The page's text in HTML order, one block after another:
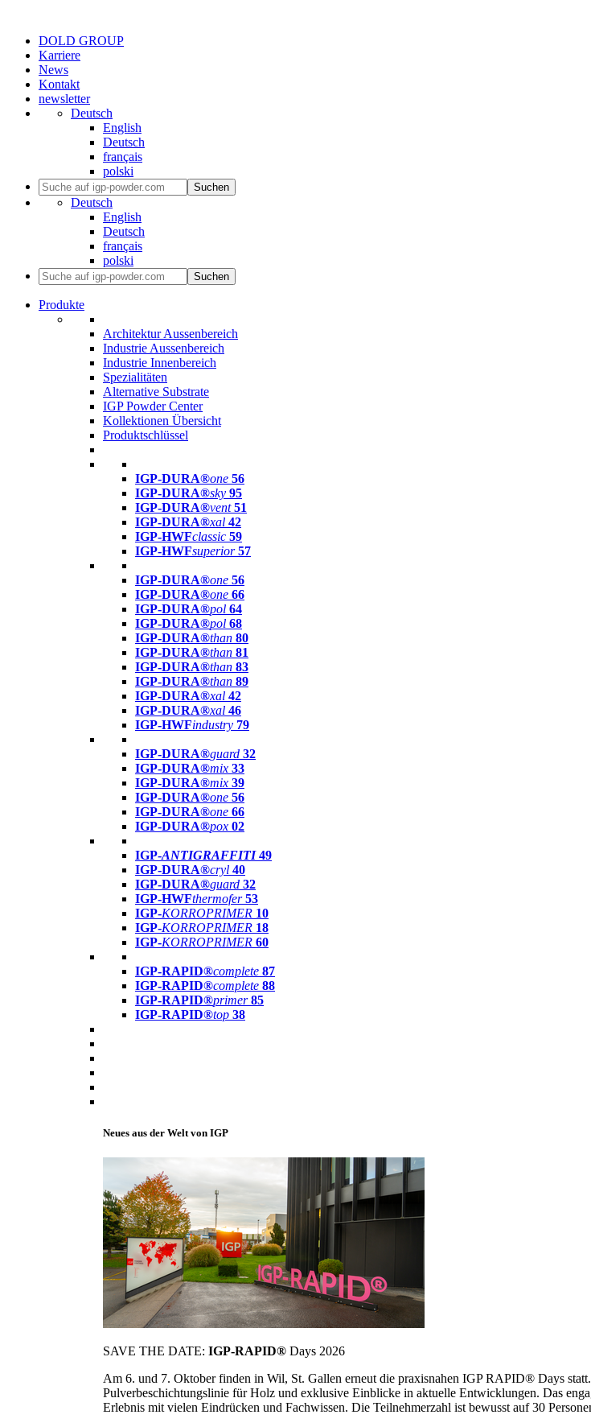
DOLD GROUP
Karriere
News
Kontakt
newsletter
Deutsch
English
Deutsch
français
polski
Suchen
Deutsch
English
Deutsch
français
polski
Suchen
Produkte
Architektur Aussenbereich
Industrie Aussenbereich
Industrie Innenbereich
Spezialitäten
Alternative Substrate
IGP Powder Center
Kollektionen Übersicht
Produktschlüssel
IGP-DURA®one 56
IGP-DURA®sky 95
IGP-DURA®vent 51
IGP-DURA®xal 42
IGP-HWFclassic 59
IGP-HWFsuperior 57
IGP-DURA®one 56
IGP-DURA®one 66
IGP-DURA®pol 64
IGP-DURA®pol 68
IGP-DURA®than 80
IGP-DURA®than 81
IGP-DURA®than 83
IGP-DURA®than 89
IGP-DURA®xal 42
IGP-DURA®xal 46
IGP-HWFindustry 79
IGP-DURA®guard 32
IGP-DURA®mix 33
IGP-DURA®mix 39
IGP-DURA®one 56
IGP-DURA®one 66
IGP-DURA®pox 02
IGP-ANTIGRAFFITI49
IGP-DURA®cryl 40
IGP-DURA®guard 32
IGP-HWFthermofer 53
IGP-KORROPRIMER 10
IGP-KORROPRIMER 18
IGP-KORROPRIMER 60
IGP-RAPID®complete 87
IGP-RAPID®complete 88
IGP-RAPID®primer 85
IGP-RAPID®top 38
Neues aus der Welt von IGP
SAVE THE DATE: IGP-RAPID® Days 2026
Am 6. und 7. Oktober finden in Wil, St. Gallen erneut die praxisnahen IGP RAPID® Days
Pulverbeschichtungslinie für Holz und exklusive Einblicke in aktuelle Entwicklungen. Das
Erlebnis mit vielen Eindrücken und Fachwissen. Die Teilnehmerzahl ist bewusst auf 30